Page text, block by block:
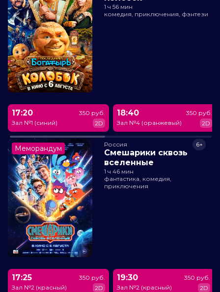
1 ч 56 мин
комедия, приключения, фэнтези
17:20
Зал №1 (синий)
350 руб.
2D
18:40
Зал №4 (оранжевый)
350 руб.
2D
Меморандум Россия
Смешарики сквозь
вселенные
6+
1 ч 46 мин
фантастика, комедия,
приключения
17:25
Зал №2 (красный)
350 руб.
2D
19:30
Зал №2 (красный)
350 руб.
2D